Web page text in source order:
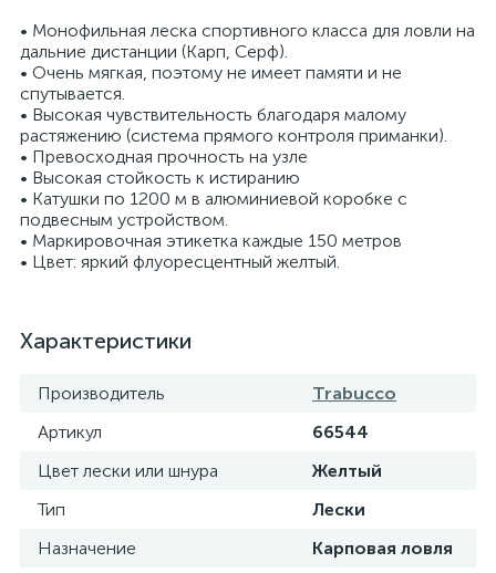
• Монофильная леска спортивного класса для ловли на
дальние дистанции (Карп, Серф).
• Очень мягкая, поэтому не имеет памяти и не
спутывается.
• Высокая чувствительность благодаря малому
растяжению (система прямого контроля приманки).
• Превосходная прочность на узле
• Высокая стойкость к истиранию
• Катушки по 1200 м в алюминиевой коробке с
подвесным устройством.
• Маркировочная этикетка каждые 150 метров
• Цвет: яркий флуоресцентный желтый.
Характеристики
Производитель
Trabucco
Артикул
66544
Цвет лески или шнура
Желтый
Тип
Лески
Назначение
Карповая ловля